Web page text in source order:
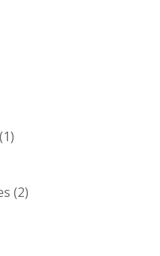
(1)
(2)